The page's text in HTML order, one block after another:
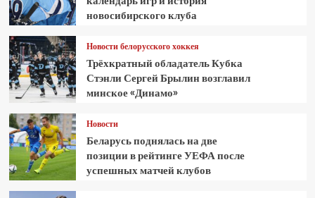
новосибирского клуба
Новости белорусского хоккея
Трёхкратный обладатель Кубка
Стэнли Сергей Брылин возглавил
минское «Динамо»
Новости
Беларусь поднялась на две
позиции в рейтинге УЕФА после
успешных матчей клубов